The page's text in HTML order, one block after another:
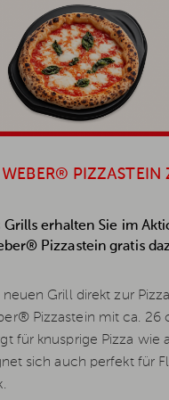
PIZZASTEIN
Grills erhalten Sie im
Pizzastein gratis
Grill direkt zur
Pizzastein mit ca. 26
für knusprige Pizza wie
sich auch perfekt für